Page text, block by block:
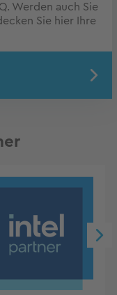
Werden auch Sie
Sie hier Ihre